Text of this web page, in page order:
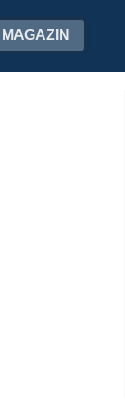
MAGAZIN